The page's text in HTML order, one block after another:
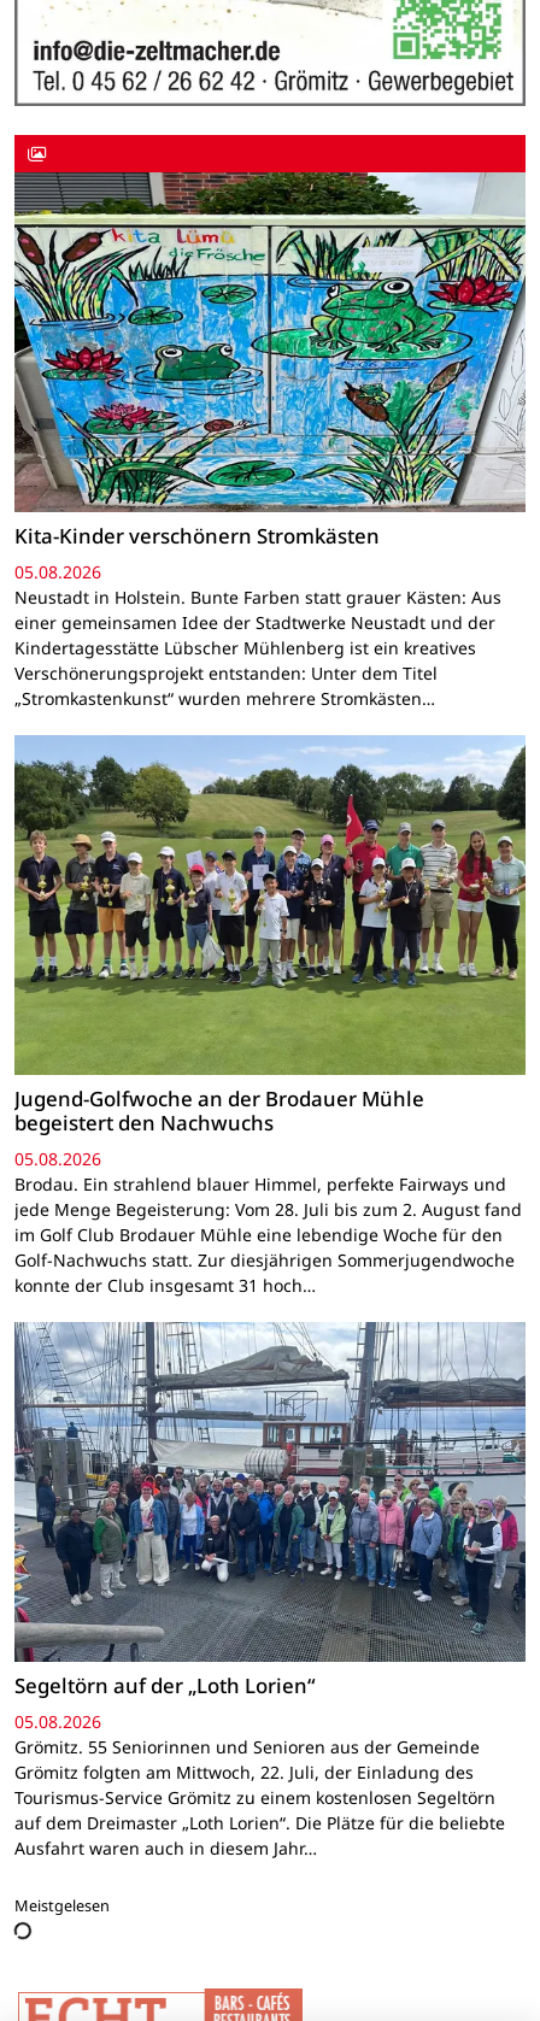
Kita-Kinder verschönern Stromkästen
05.08.2026
Neustadt in Holstein. Bunte Farben statt grauer Kästen: Aus
einer gemeinsamen Idee der Stadtwerke Neustadt und der
Kindertagesstätte Lübscher Mühlenberg ist ein kreatives
Verschönerungsprojekt entstanden: Unter dem Titel
„Stromkastenkunst“ wurden mehrere Stromkästen…
Jugend-Golfwoche an der Brodauer Mühle
begeistert den Nachwuchs
05.08.2026
Brodau. Ein strahlend blauer Himmel, perfekte Fairways und
jede Menge Begeisterung: Vom 28. Juli bis zum 2. August fand
im Golf Club Brodauer Mühle eine lebendige Woche für den
Golf-Nachwuchs statt. Zur diesjährigen Sommerjugendwoche
konnte der Club insgesamt 31 hoch…
Segeltörn auf der „Loth Lorien“
05.08.2026
Grömitz. 55 Seniorinnen und Senioren aus der Gemeinde
Grömitz folgten am Mittwoch, 22. Juli, der Einladung des
Tourismus-Service Grömitz zu einem kostenlosen Segeltörn
auf dem Dreimaster „Loth Lorien“. Die Plätze für die beliebte
Ausfahrt waren auch in diesem Jahr…
Meistgelesen